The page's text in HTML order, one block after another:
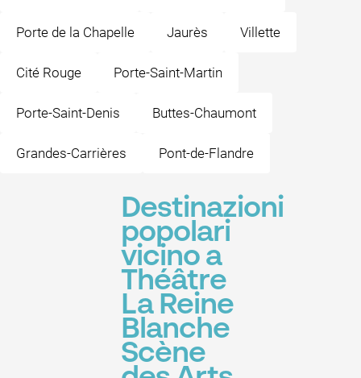
Porte de la Chapelle Jaurès Villette
Cité Rouge Porte-Saint-Martin
Porte-Saint-Denis Buttes-Chaumont
Grandes-Carrières Pont-de-Flandre
Destinazioni
popolari
vicino a
Théâtre
La Reine
Blanche
Scène